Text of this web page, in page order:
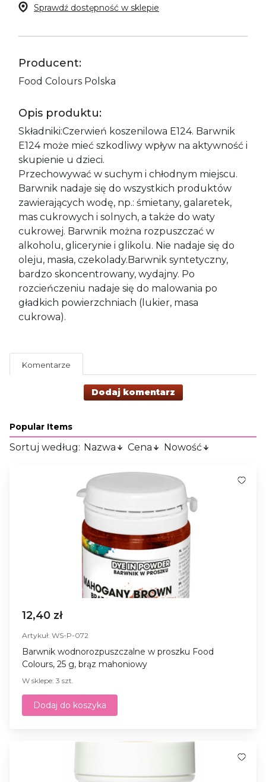
Sprawdź dostępność w sklepie
Producent:
Food Colours Polska
Opis produktu:
Składniki:Czerwień koszenilowa E124. Barwnik
E124 może mieć szkodliwy wpływ na aktywność i
skupienie u dzieci.
Przechowywać w suchym i chłodnym miejscu.
Barwnik nadaje się do wszystkich produktów
zawierających wodę, np.: śmietany, galaretek,
mas cukrowych i solnych, a także do waty
cukrowej. Barwnik można rozpuszczać w
alkoholu, glicerynie i glikolu. Nie nadaje się do
oleju, masła, czekolady.Barwnik syntetyczny,
bardzo skoncentrowany, wydajny. Po
rozcieńczeniu nadaje się do malowania po
gładkich powierzchniach (lukier, masa
cukrowa).
Komentarze
Dodaj komentarz
Popular Items
Sortuj według: Nazwa Cena Nowość
12,40 zł
Artykuł: WS-P-072
Barwnik wodnorozpuszczalne w proszku Food
Colours, 25 g, brąz mahoniowy
W sklepe: 3 szt.
Dodaj do koszyka